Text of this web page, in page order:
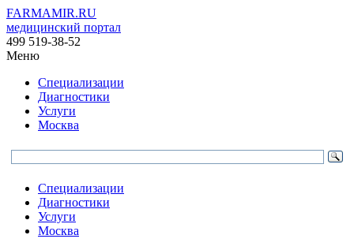
FARMAMIR.RU
медицинский портал
499 519-38-52
Меню
Специализации
Диагностики
Услуги
Москва
Специализации
Диагностики
Услуги
Москва